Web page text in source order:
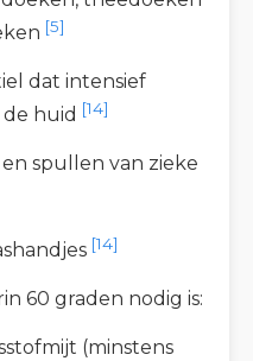
[5]
dat intensief
huid [14]
spullen van zieke
[14]
60 graden nodig is:
(minstens